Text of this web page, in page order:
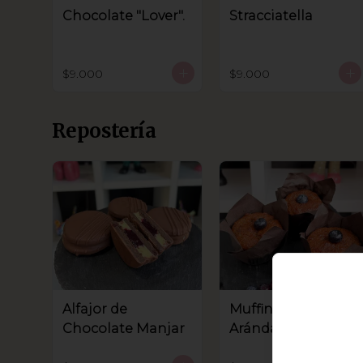
Chocolate "Lover".
$9.000
Stracciatella
$9.000
Repostería
Alfajor de
Chocolate Manjar
Muffin de
Arándanos